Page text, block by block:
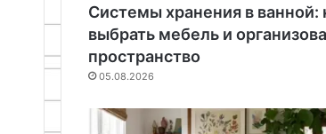
Системы хранения в ванной:
выбрать мебель и
пространство
05.08.2026